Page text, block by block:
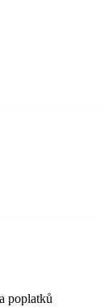
poplatků